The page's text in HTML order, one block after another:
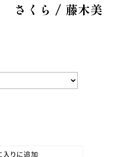
さくら / 藤木美